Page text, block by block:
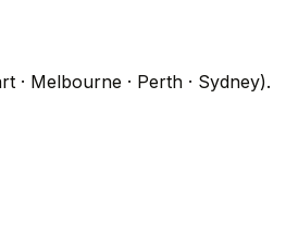
· Melbourne · Perth · Sydney).